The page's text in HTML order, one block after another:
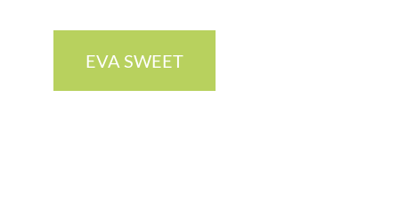
EVA SWEET